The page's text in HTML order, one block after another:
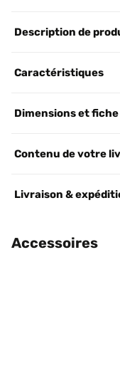
Description de
Caractéristiques
Dimensions et
Contenu de votre
Livraison &
Accessoires